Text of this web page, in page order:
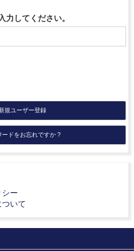
力してください。
規ユーザー登録
ードをお忘れですか ?
シー
いて